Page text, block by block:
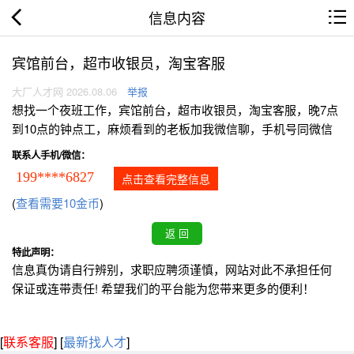
信息内容
宾馆前台，超市收银员，淘宝客服
大厂人才网 2026.08.06 举报
想找一个夜班工作，宾馆前台，超市收银员，淘宝客服，晚7点
到10点的钟点工，麻烦看到的老板加我微信聊，手机号同微信
联系人手机/微信：
199****6827 点击查看完整信息
(查看需要10金币)
特此声明：
信息真伪请自行辨别，求职应聘须谨慎，网站对此不承担任何
保证或连带责任! 希望我们的平台能为您带来更多的便利！
[联系客服] [最新找人才]